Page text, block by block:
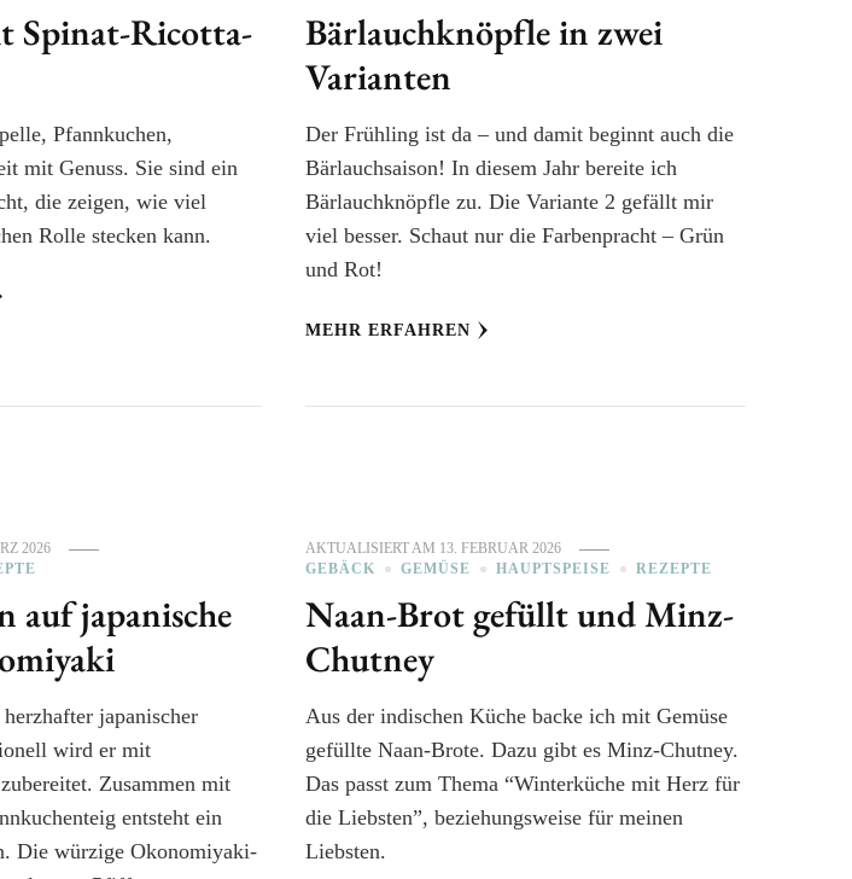
Spinat-Ricotta-
Pfannkuchen,
mit Genuss. Sie sind ein
die zeigen, wie viel
Rolle stecken kann.
Bärlauchknöpfle in zwei
Varianten
Der Frühling ist da – und damit beginnt auch die
Bärlauchsaison! In diesem Jahr bereite ich
Bärlauchknöpfle zu. Die Variante 2 gefällt mir
viel besser. Schaut nur die Farbenpracht – Grün
und Rot!
MEHR ERFAHREN
2026
auf japanische
japanischer
wird er mit
Zusammen mit
entsteht ein
Die würzige Okonomiyaki-
AKTUALISIERT AM 13. FEBRUAR 2026
GEBÄCK
GEMÜSE HAUPTSPEISE REZEPTE
Naan-Brot gefüllt und Minz-
Chutney
Aus der indischen Küche backe ich mit Gemüse
gefüllte Naan-Brote. Dazu gibt es Minz-Chutney.
Das passt zum Thema “Winterküche mit Herz für
die Liebsten”, beziehungsweise für meinen
Liebsten.